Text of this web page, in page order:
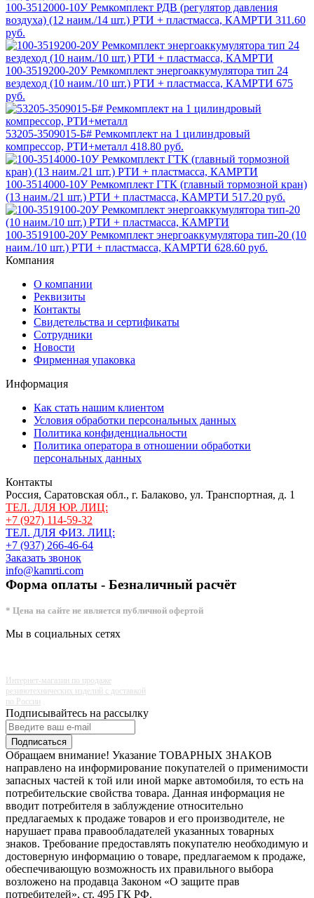
100-3512000-10У Ремкомплект РДВ (регулятор давления
воздуха) (12 наим./14 шт.) РТИ + пластмасса, КАМРТИ 311.60
руб.
100-3519200-20У Ремкомплект энергоаккумулятора тип 24
вездеход (10 наим./10 шт.) РТИ + пластмасса, КАМРТИ 675
руб.
53205-3509015-Б# Ремкомплект на 1 цилиндровый
компрессор, РТИ+металл 418.80 руб.
100-3514000-10У Ремкомплект ГТК (главный тормозной кран)
(13 наим./21 шт.) РТИ + пластмасса, КАМРТИ 517.20 руб.
100-3519100-20У Ремкомплект энергоаккумулятора тип-20 (10
наим./10 шт.) РТИ + пластмасса, КАМРТИ 628.60 руб.
Компания
О компании
Реквизиты
Контакты
Свидетельства и сертификаты
Сотрудники
Новости
Фирменная упаковка
Информация
Как стать нашим клиентом
Условия обработки персональных данных
Политика конфиденциальности
Политика оператора в отношении обработки
персональных данных
Контакты
Россия, Саратовская обл., г. Балаково, ул. Транспортная, д. 1
ТЕЛ. ДЛЯ ЮР. ЛИЦ:
+7 (927) 114-59-32
ТЕЛ. ДЛЯ ФИЗ. ЛИЦ:
+7 (937) 266-46-64
Заказать звонок
info@kamrti.com
Форма оплаты - Безналичный расчёт
* Цена на сайте не является публичной офертой
Мы в социальных сетях
Интернет-магазин по продаже
резинотехнических изделий с доставкой
по России
Подписывайтесь на рассылку
Подписаться
Обращаем внимание! Указание ТОВАРНЫХ ЗНАКОВ
направлено на информирование покупателей о применимости
запасных частей к той или иной марке автомобиля, то есть на
потребительские свойства товара. Данная информация не
вводит потребителя в заблуждение относительно
предлагаемых к продаже товаров и его производителе, не
нарушает права правообладателей указанных товарных
знаков. Требование предоставлять покупателю необходимую и
достоверную информацию о товаре, предлагаемом к продаже,
обеспечивающую возможность их правильного выбора
возложено на продавца Законом «О защите прав
потребителей», ст. 495 ГК РФ.